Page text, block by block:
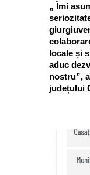
„ Îmi
locale și
aduc
nostru”,
județului